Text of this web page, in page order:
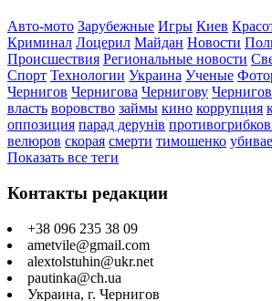
Авто-мото Зарубежные Игры Киев
Криминал Лоцерил Майдан Новости
Происшествия Региональные новости
Спорт Технологии Украина Ученые
Чернигов Чернигова Чернигову
власть воровство займы кино коррупция
оппозиция парад дерунів
велюров скорая смерти тимошенко
Показать все теги
Контакты редакции
+38 096 235 38 09
ametvile@gmail.com
alextolstuhin@ukr.net
pautinka@ch.ua
Украина, г. Чернигов